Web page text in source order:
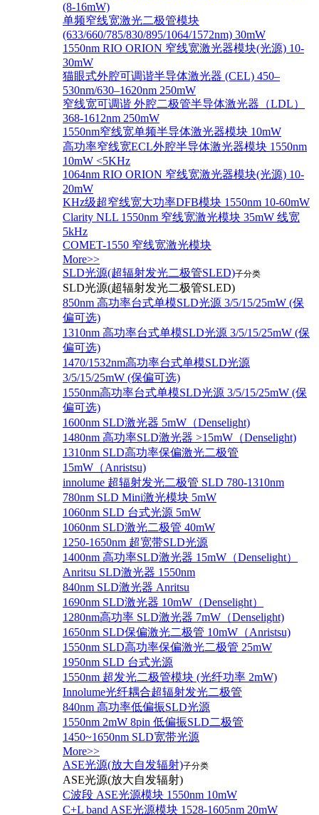
(8-16mW)
单频窄线宽激光二极管模块
(633/660/785/830/895/1064/1572nm) 30mW
1550nm RIO ORION 窄线宽激光器模块(光源) 10-
30mW
猫眼式外腔可调谐半导体激光器 (CEL) 450–
530nm/630–1620nm 250mW
窄线宽可调谐 外腔二极管半导体激光器（LDL）
368-1612nm 250mW
1550nm窄线宽单频半导体激光器模块 10mW
高功率窄线宽ECL外腔半导体激光器模块 1550nm
10mW <5KHz
1064nm RIO ORION 窄线宽激光器模块(光源) 10-
20mW
KHz级超窄线宽大功率DFB模块 1550nm 10-60mW
Clarity NLL 1550nm 窄线宽激光模块 35mW 线宽
5kHz
COMET-1550 窄线宽激光模块
More>>
SLD光源(超辐射发光二极管SLED)子分类
SLD光源(超辐射发光二极管SLED)
850nm 高功率台式单模SLD光源 3/5/15/25mW (保
偏可选)
1310nm 高功率台式单模SLD光源 3/5/15/25mW (保
偏可选)
1470/1532nm高功率台式单模SLD光源
3/5/15/25mW (保偏可选)
1550nm高功率台式单模SLD光源 3/5/15/25mW (保
偏可选)
1600nm SLD激光器 5mW（Denselight)
1480nm 高功率SLD激光器 >15mW（Denselight)
1310nm SLD高功率保偏激光二极管
15mW（Anristsu)
innolume 超辐射发光二极管 SLD 780-1310nm
780nm SLD Mini激光模块 5mW
1060nm SLD 台式光源 5mW
1060nm SLD激光二极管 40mW
1250-1650nm 超宽带SLD光源
1400nm 高功率SLD激光器 15mW（Denselight）
Anritsu SLD激光器 1550nm
840nm SLD激光器 Anritsu
1690nm SLD激光器 10mW（Denselight）
1280nm高功率 SLD激光器 7mW（Denselight)
1650nm SLD保偏激光二极管 10mW（Anristsu)
1550nm SLD高功率保偏激光二极管 25mW
1950nm SLD 台式光源
1550nm 超发光二极管模块 (光纤功率 2mW)
Innolume光纤耦合超辐射发光二极管
840nm 高功率低偏振SLD光源
1550nm 2mW 8pin 低偏振SLD二极管
1450~1650nm SLD宽带光源
More>>
ASE光源(放大自发辐射)子分类
ASE光源(放大自发辐射)
C波段 ASE光源模块 1550nm 10mW
C+L band ASE光源模块 1528-1605nm 20mW